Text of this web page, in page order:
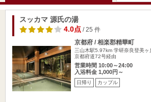
スッカマ 源氏の湯
4.0点/ 25 件
京都府 / 相楽郡精華町
三山木駅5.97km 学研奈良登美
京都府道72号経由
営業時間 10:00～24:00
入浴料金 1,000円～
日帰り カップル